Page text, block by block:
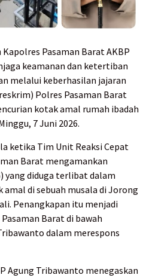
Pasaman Barat AKBP
keamanan dan ketertiban
melalui keberhasilan jajaran
Polres Pasaman Barat
kotak amal rumah ibadah
7 Juni 2026.
ketika Tim Unit Reaksi Cepat
Barat mengamankan
yang diduga terlibat dalam
di sebuah musala di Jorong
Penangkapan itu menjadi
Barat di bawah
dalam merespons
Agung Tribawanto menegaskan